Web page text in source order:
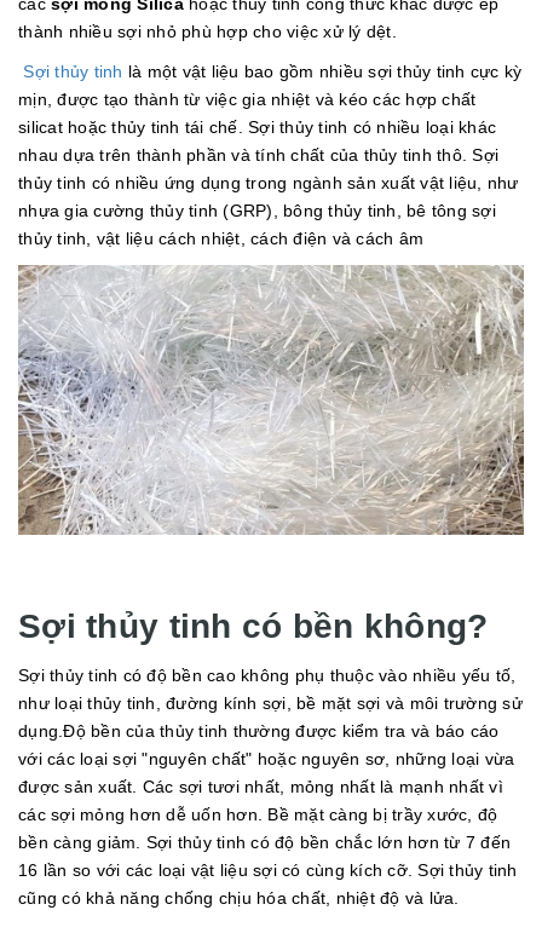
các sợi mỏng Silicahoặc thủy tinh công thức khác được ép
thành nhiều sợi nhỏ phù hợp cho việc xử lý dệt.
Sợi thủy tinh là một vật liệu bao gồm nhiều sợi thủy tinh cực kỳ
mịn, được tạo thành từ việc gia nhiệt và kéo các hợp chất
silicat hoặc thủy tinh tái chế. Sợi thủy tinh có nhiều loại khác
nhau dựa trên thành phần và tính chất của thủy tinh thô. Sợi
thủy tinh có nhiều ứng dụng trong ngành sản xuất vật liệu, như
nhựa gia cường thủy tinh (GRP), bông thủy tinh, bê tông sợi
thủy tinh, vật liệu cách nhiệt, cách điện và cách âm
Sợi thủy tinh có bền không?
Sợi thủy tinh có độ bền cao không phụ thuộc vào nhiều yếu tố,
như loại thủy tinh, đường kính sợi, bề mặt sợi và môi trường sử
dụng.Độ bền của thủy tinh thường được kiểm tra và báo cáo
với các loại sợi "nguyên chất" hoặc nguyên sơ, những loại vừa
được sản xuất. Các sợi tươi nhất, mỏng nhất là mạnh nhất vì
các sợi mỏng hơn dễ uốn hơn. Bề mặt càng bị trầy xước, độ
bền càng giảm. Sợi thủy tinh có độ bền chắc lớn hơn từ 7 đến
16 lần so với các loại vật liệu sợi có cùng kích cỡ. Sợi thủy tinh
cũng có khả năng chống chịu hóa chất, nhiệt độ và lửa.